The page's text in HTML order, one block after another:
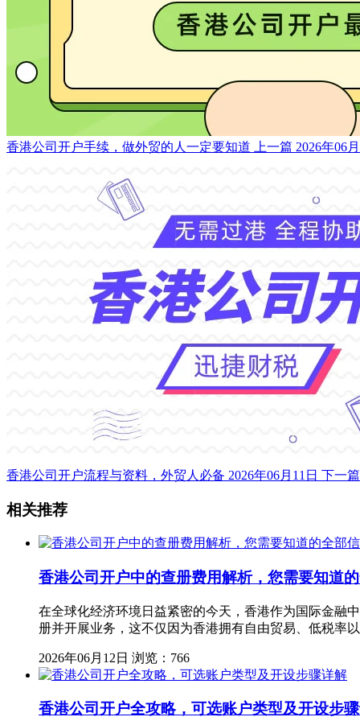
香港公司开户手续，做外贸的人一定要知道 上一篇 2026年06
香港公司开户流程与资料，外贸人必备 2026年06月11日 下一篇
相关推荐
香港公司开户中的查册费用解析，您需要知道
在全球化经济环境日益紧密的今天，香港作为国际金融
册并开展业务，这不仅因为香港拥有自由贸易、低税率
2026年06月12日 浏览：766
香港公司开户全攻略，可选账户类型及开设步